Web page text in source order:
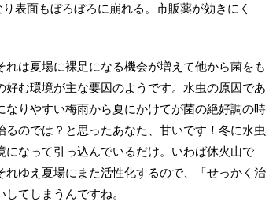
表面もぼろぼろに崩れる。市販薬が効きにく
は夏場に裸足になる機会が増えて他から菌をも
む環境が主な要因のようです。水虫の原因であ
りやすい梅雨から夏にかけてが菌の絶好調の時
のでは？と思ったあなた、甘いです！冬に水虫
なって引っ込んでいるだけ。いわば休火山で
ゆえ夏場にまた活性化するので、「せっかく治
てしまうんですね。